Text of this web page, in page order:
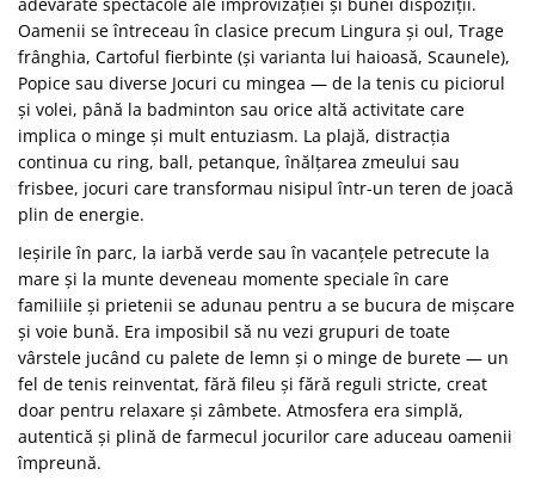
Oamenii se întreceau în clasice precum Lingura și oul, Trage
frânghia, Cartoful fierbinte (și varianta lui haioasă, Scaunele),
Popice sau diverse Jocuri cu mingea — de la tenis cu piciorul
și volei, până la badminton sau orice altă activitate care
implica o minge și mult entuziasm. La plajă, distracția
continua cu ring, ball, petanque, înălțarea zmeului sau
frisbee, jocuri care transformau nisipul într-un teren de joacă
plin de energie.
Ieșirile în parc, la iarbă verde sau în vacanțele petrecute la
mare și la munte deveneau momente speciale în care
familiile și prietenii se adunau pentru a se bucura de mișcare
și voie bună. Era imposibil să nu vezi grupuri de toate
vârstele jucând cu palete de lemn și o minge de burete — un
fel de tenis reinventat, fără fileu și fără reguli stricte, creat
doar pentru relaxare și zâmbete. Atmosfera era simplă,
autentică și plină de farmecul jocurilor care aduceau oamenii
împreună.